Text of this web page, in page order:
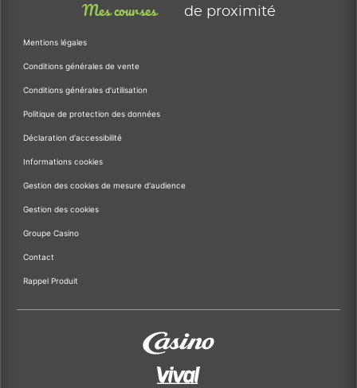
Mes courses de proximité
Mentions légales
Conditions générales de vente
Conditions générales d'utilisation
Politique de protection des données
Déclaration d'accessibilité
Informations cookies
Gestion des cookies de mesure d'audience
Gestion des cookies
Groupe Casino
Contact
Rappel Produit